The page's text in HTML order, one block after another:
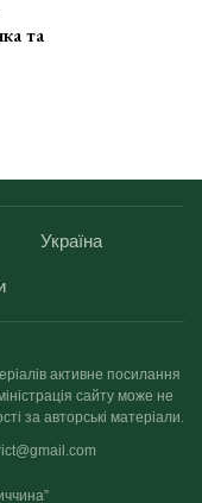
та
Україна
активне посилання
сайту може не
за авторські матеріали.